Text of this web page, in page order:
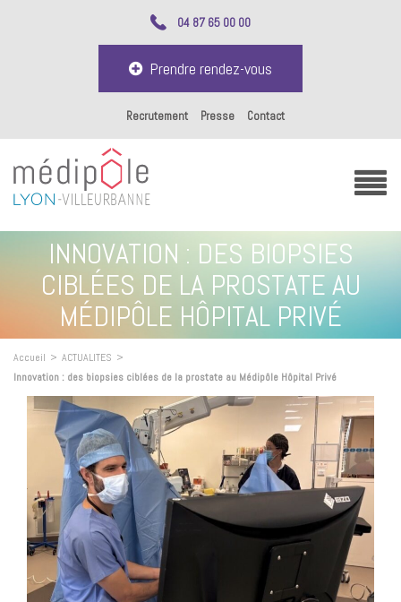
04 87 65 00 00
Prendre rendez-vous
Recrutement Presse Contact
INNOVATION : DES BIOPSIES
CIBLÉES DE LA PROSTATE AU
MÉDIPÔLE HÔPITAL PRIVÉ
Accueil > ACTUALITES >
Innovation : des biopsies ciblées de la prostate au Médipôle Hôpital Privé